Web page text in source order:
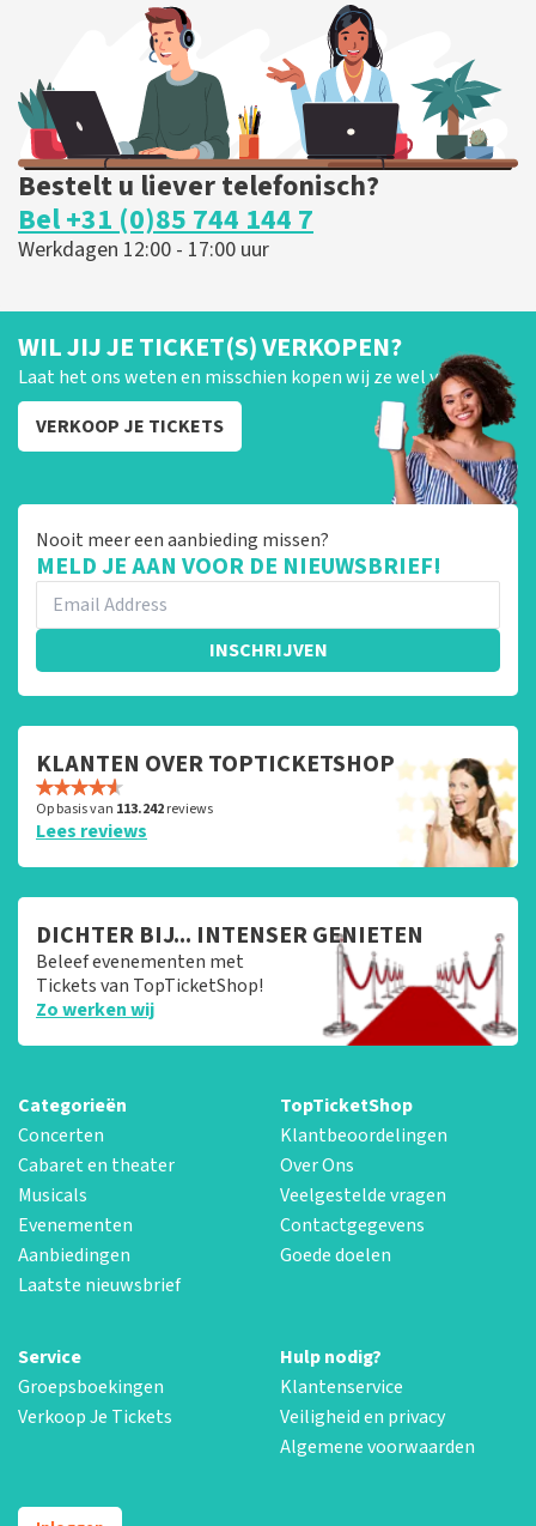
Bestelt u liever telefonisch?
Bel +31 (0)85 744 144 7
Werkdagen 12:00 - 17:00 uur
WIL JIJ JE TICKET(S) VERKOPEN?
Laat het ons weten en misschien kopen wij ze wel van je!
VERKOOP JE TICKETS
Nooit meer een aanbieding missen?
MELD JE AAN VOOR DE NIEUWSBRIEF!
INSCHRIJVEN
KLANTEN OVER TOPTICKETSHOP
Op basis van 113.242reviews
Lees reviews
DICHTER BIJ... INTENSER GENIETEN
Beleef evenementen met
Tickets van TopTicketShop!
Zo werken wij
Categorieën
Concerten
Cabaret en theater
Musicals
Evenementen
Aanbiedingen
Laatste nieuwsbrief
TopTicketShop
Klantbeoordelingen
Over Ons
Veelgestelde vragen
Contactgegevens
Goede doelen
Service
Groepsboekingen
Verkoop Je Tickets
Hulp nodig?
Klantenservice
Veiligheid en privacy
Algemene voorwaarden